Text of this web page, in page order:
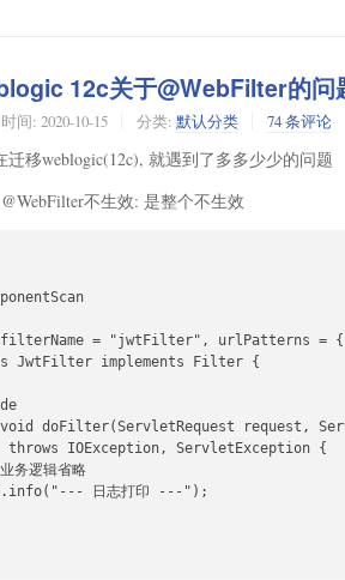
12c关于@WebFilter的问
时间: 2020-10-15 分类: 默认分类 74 条评论
迁移weblogic(12c), 就遇到了多多少少的问题
不生效: 是整个不生效
= "jwtFilter", urlPatterns =
JwtFilter implements Filter {
doFilter(ServletRequest request,
throws IOException, ServletException {
务逻辑省略
日志打印 ---");